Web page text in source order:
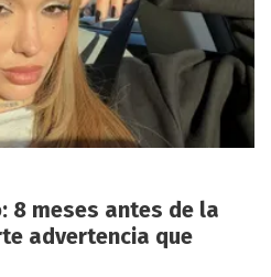
8 meses antes de la
advertencia que